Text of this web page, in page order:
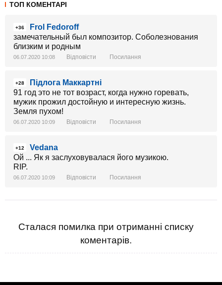
ТОП КОМЕНТАРІ
+36
Frol Fedoroff
замечательный был композитор. Соболезнования
близким и родным
06.07.2020 10:08 Відповісти Посилання
+28
Підлога Маккартні
91 год это не тот возраст, когда нужно горевать,
мужик прожил достойную и интересную жизнь.
Земля пухом!
06.07.2020 10:09 Відповісти Посилання
+12
Vedana
Ой ... Як я заслуховувалася його музикою.
RIP.
06.07.2020 10:09 Відповісти Посилання
Сталася помилка при отриманні списку
коментарів.